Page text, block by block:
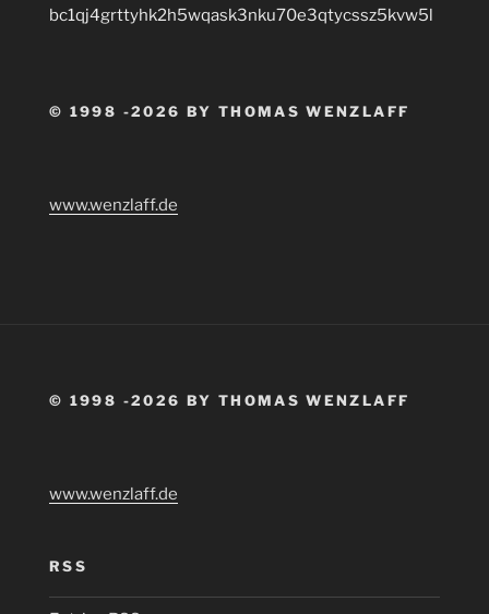
bc1qj4grttyhk2h5wqask3nku70e3qtycssz5kvw5l
© 1998 -2026 BY THOMAS WENZLAFF
www.wenzlaff.de
© 1998 -2026 BY THOMAS WENZLAFF
www.wenzlaff.de
RSS